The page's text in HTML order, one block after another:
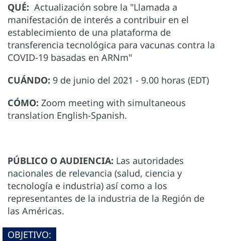
QUÉ: Actualización sobre la "Llamada a
manifestación de interés a contribuir en el
establecimiento de una plataforma de
transferencia tecnológica para vacunas contra la
COVID-19 basadas en ARNm"
CUÁNDO: 9 de junio del 2021 - 9.00 horas (EDT)
CÓMO: Zoom meeting with simultaneous
translation English-Spanish.
PÚBLICO O AUDIENCIA: Las autoridades
nacionales de relevancia (salud, ciencia y
tecnología e industria) así como a los
representantes de la industria de la Región de
las Américas.
OBJETIVO: